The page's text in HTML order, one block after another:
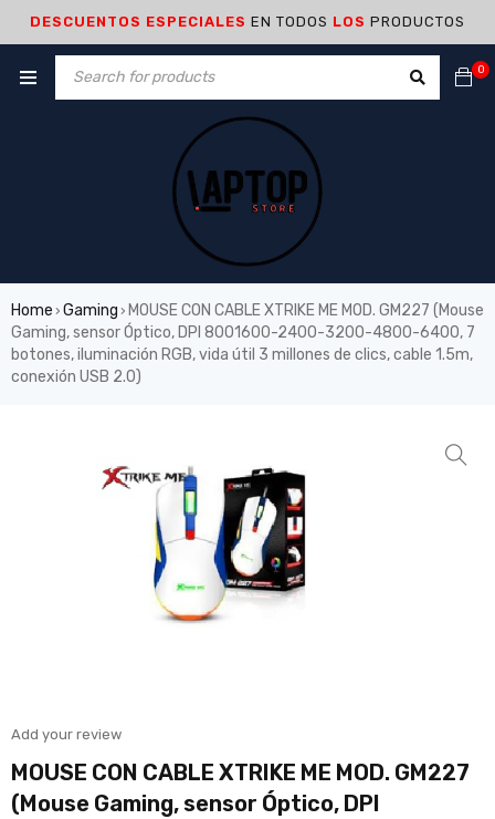
DESCUENTOS ESPECIALES EN TODOS LOS PRODUCTOS
0
Home › Gaming › MOUSE CON CABLE XTRIKE ME MOD. GM227 (Mouse
Gaming, sensor Óptico, DPI 8001600-2400-3200-4800-6400, 7
botones, iluminación RGB, vida útil 3 millones de clics, cable 1.5m,
conexión USB 2.0)
Add your review
MOUSE CON CABLE XTRIKE ME MOD. GM227
(Mouse Gaming, sensor Óptico, DPI